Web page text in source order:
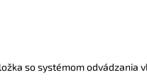
so systémom odvádzania